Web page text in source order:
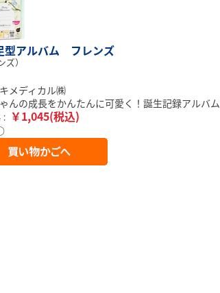
型アルバム フレンズ
ズ）
メディカル㈱
んの成長をかんたんに可愛く！誕生記録アルバム
￥1,045(税込)